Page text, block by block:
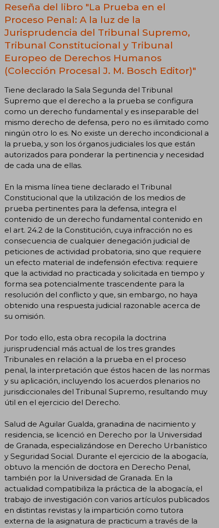
Reseña del libro "La Prueba en el
Proceso Penal: A la luz de la
Jurisprudencia del Tribunal Supremo,
Tribunal Constitucional y Tribunal
Europeo de Derechos Humanos
(Colección Procesal J. M. Bosch Editor)"
Tiene declarado la Sala Segunda del Tribunal
Supremo que el derecho a la prueba se configura
como un derecho fundamental y es inseparable del
mismo derecho de defensa, pero no es ilimitado como
ningún otro lo es. No existe un derecho incondicional a
la prueba, y son los órganos judiciales los que están
autorizados para ponderar la pertinencia y necesidad
de cada una de ellas.
En la misma línea tiene declarado el Tribunal
Constitucional que la utilización de los medios de
prueba pertinentes para la defensa, integra el
contenido de un derecho fundamental contenido en
el art. 24.2 de la Constitución, cuya infracción no es
consecuencia de cualquier denegación judicial de
peticiones de actividad probatoria, sino que requiere
un efecto material de indefensión efectiva: requiere
que la actividad no practicada y solicitada en tiempo y
forma sea potencialmente trascendente para la
resolución del conflicto y que, sin embargo, no haya
obtenido una respuesta judicial razonable acerca de
su omisión.
Por todo ello, esta obra recopila la doctrina
jurisprudencial más actual de los tres grandes
Tribunales en relación a la prueba en el proceso
penal, la interpretación que éstos hacen de las normas
y su aplicación, incluyendo los acuerdos plenarios no
jurisdiccionales del Tribunal Supremo, resultando muy
útil en el ejercicio del Derecho.
Salud de Aguilar Gualda, granadina de nacimiento y
residencia, se licenció en Derecho por la Universidad
de Granada, especializándose en Derecho Urbanístico
y Seguridad Social. Durante el ejercicio de la abogacía,
obtuvo la mención de doctora en Derecho Penal,
también por la Universidad de Granada. En la
actualidad compatibiliza la práctica de la abogacía, el
trabajo de investigación con varios artículos publicados
en distintas revistas y la impartición como tutora
externa de la asignatura de practicum a través de la